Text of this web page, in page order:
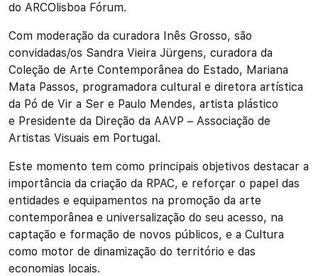
do ARCOlisboa Fórum.
Com moderação da curadora Inês Grosso, são
convidadas/os Sandra Vieira Jürgens, curadora da
Coleção de Arte Contemporânea do Estado, Mariana
Mata Passos, programadora cultural e diretora artística
da Pó de Vir a Ser e Paulo Mendes, artista plástico
e Presidente da Direção da AAVP – Associação de
Artistas Visuais em Portugal.
Este momento tem como principais objetivos destacar a
importância da criação da RPAC, e reforçar o papel das
entidades e equipamentos na promoção da arte
contemporânea e universalização do seu acesso, na
captação e formação de novos públicos, e a Cultura
como motor de dinamização do território e das
economias locais.